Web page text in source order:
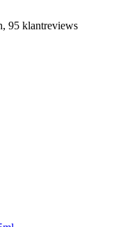
95 klantreviews